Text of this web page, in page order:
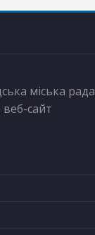
міська рада
веб-сайт